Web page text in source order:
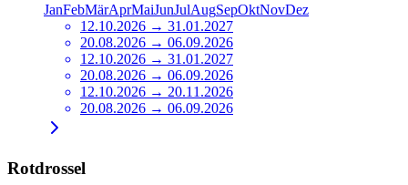
JanFebMärAprMaiJunJulAugSepOktNovDez
12.10.2026 → 31.01.2027
20.08.2026 → 06.09.2026
12.10.2026 → 31.01.2027
20.08.2026 → 06.09.2026
12.10.2026 → 20.11.2026
20.08.2026 → 06.09.2026
Rotdrossel